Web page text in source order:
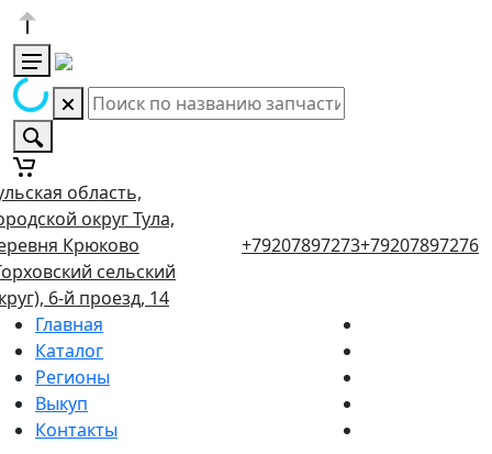
область,
округ Тула,
Крюково
сельский
6-й проезд, 14
+79207897273+79207897276
Главная
Каталог
Регионы
Выкуп
Контакты